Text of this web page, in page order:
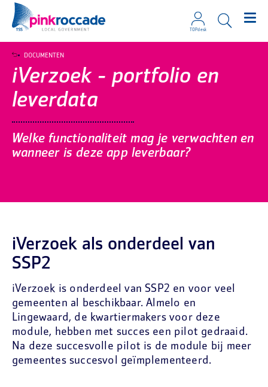
TOPdesk
iVerzoek - portfolio en
leverdata
Welke functionaliteit mag je verwachten en
wanneer is deze app leverbaar?
DOCUMENTEN
iVerzoek als onderdeel van
SSP2
iVerzoek is onderdeel van SSP2 en voor veel
gemeenten al beschikbaar. Almelo en
Lingewaard, de kwartiermakers voor deze
module, hebben met succes een pilot gedraaid.
Na deze succesvolle pilot is de module bij meer
gemeentes succesvol geïmplementeerd.